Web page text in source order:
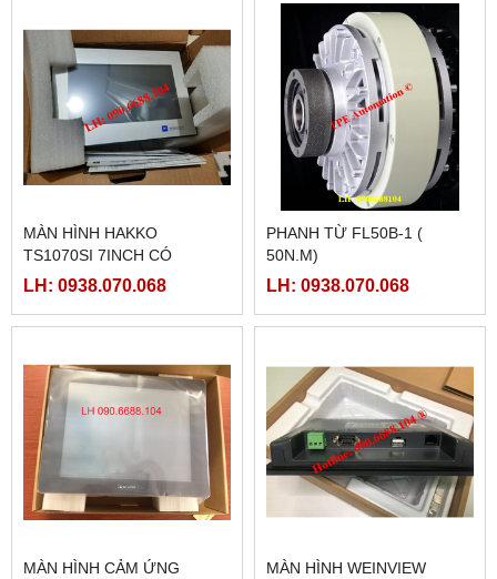
MÀN HÌNH HAKKO
TS1070SI 7INCH CÓ
ETHERNET
LH: 0938.070.068
PHANH TỪ FL50B-1 (
50N.M)
LH: 0938.070.068
MÀN HÌNH CẢM ỨNG
MÀN HÌNH WEINVIEW